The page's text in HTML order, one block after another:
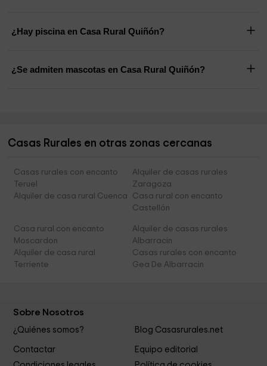
¿Hay piscina en Casa Rural Quiñón?
¿Se admiten mascotas en Casa Rural Quiñón?
Casas Rurales en otras zonas cercanas
Casas rurales con encanto
Teruel
Alquiler de casas rurales
Zaragoza
Alquiler de casa rural Cuenca
Casa rural con encanto
Castellón
Casa rural con encanto
Moscardon
Alquiler de casas rurales
Albarracin
Alquiler de casa rural
Terriente
Casas rurales con encanto
Gea De Albarracin
Sobre Nosotros
¿Quiénes somos? Blog Casasrurales.net
Contactar
Equipo editorial